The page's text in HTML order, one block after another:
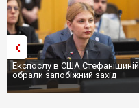
Експослу в США Стефанішиній
обрали запобіжний захід